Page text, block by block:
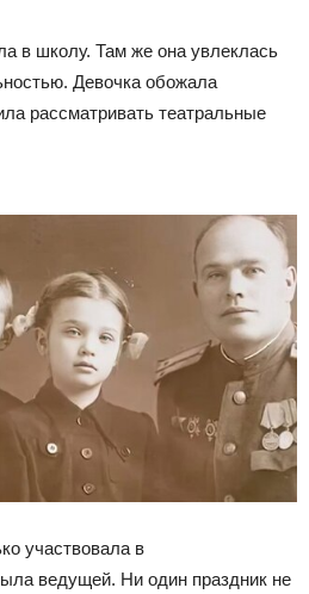
в школу. Там же она увлеклась
Девочка обожала
рассматривать театральные
участвовала в
ведущей. Ни один праздник не